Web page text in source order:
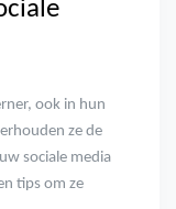
ook in hun
ze de
sociale media
tips om ze